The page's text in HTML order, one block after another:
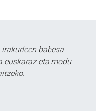
babesa
euskaraz eta modu